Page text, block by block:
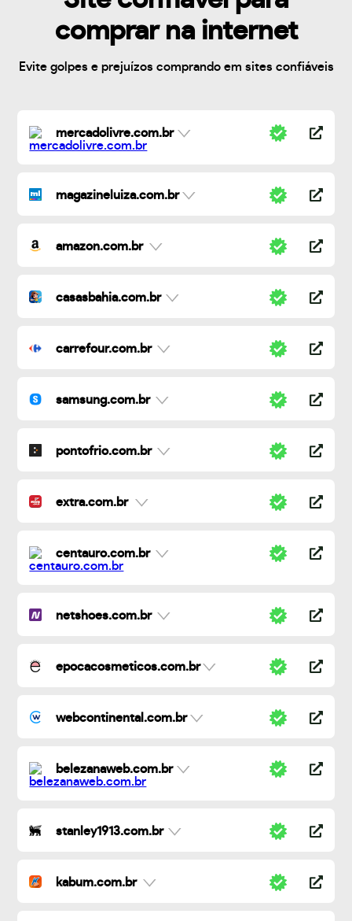
comprar na internet
Evite golpes e prejuízos comprando em sites confiáveis
mercadolivre.com.br
magazineluiza.com.br
amazon.com.br
casasbahia.com.br
carrefour.com.br
samsung.com.br
pontofrio.com.br
extra.com.br
centauro.com.br
netshoes.com.br
epocacosmeticos.com.br
webcontinental.com.br
belezanaweb.com.br
stanley1913.com.br
kabum.com.br